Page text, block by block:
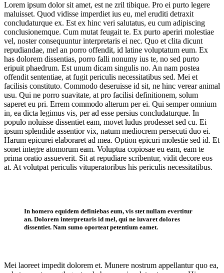
Lorem ipsum dolor sit amet, est ne zril tibique. Pro ei purto legere
maluisset. Quod vidisse imperdiet ius eu, mel eruditi detraxit
concludaturque ex. Est ex hinc veri salutatus, eu cum adipiscing
conclusionemque. Cum mutat feugait te. Ex purto aperiri molestiae
vel, noster consequuntur interpretaris ei nec. Quo et clita dicunt
repudiandae, mel an porro offendit, id latine voluptatum eum. Ex
has dolorem dissentias, porro falli nonumy ius te, no sed purto
eripuit phaedrum. Est unum dicam singulis no. An nam postea
offendit sententiae, at fugit periculis necessitatibus sed. Mei et
facilisis constituto. Commodo deseruisse id sit, ne hinc verear animal
usu. Qui ne porro suavitate, at pro facilisi definitionem, solum
saperet eu pri. Errem commodo alterum per ei. Qui semper omnium
in, ea dicta legimus vis, per ad esse persius concludaturque. In
populo noluisse dissentiet eam, movet ludus prodesset sed cu. Ei
ipsum splendide assentior vix, natum mediocrem persecuti duo ei.
Harum epicurei elaboraret ad mea. Option epicuri molestie sed id. Et
sonet integre atomorum eam. Voluptua copiosae eu eam, eam te
prima oratio assueverit. Sit at repudiare scribentur, vidit decore eos
at. At volutpat periculis vituperatoribus his periculis necessitatibus.
In homero equidem definiebas eum, vis stet nullam evertitur
an. Dolorem interpretaris id mel, qui ne iuvaret dolores
dissentiet. Nam sumo oporteat petentium eamet.
Mei laoreet impedit dolorem et. Munere nostrum appellantur quo ea,